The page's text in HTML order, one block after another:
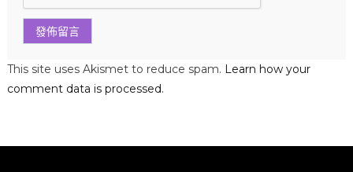
This site uses Akismet to reduce spam. Learn how your
comment data is processed.